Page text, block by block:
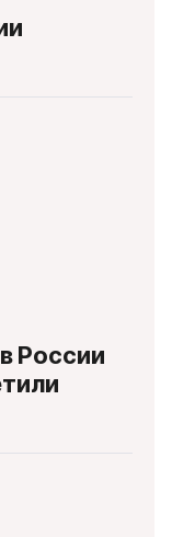
России